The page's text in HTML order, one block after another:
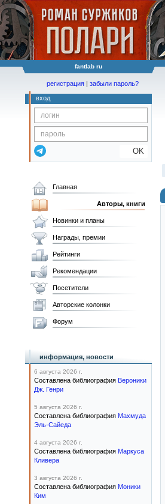
fantlab ru
регистрация | забыли пароль?
вход
OK
Главная
Авторы, книги
Новинки и планы
Награды, премии
Рейтинги
Рекомендации
Посетители
Авторские колонки
Форум
информация, новости
6 августа 2026 г.
Составлена библиография Вероники
Дж. Генри
5 августа 2026 г.
Составлена библиография Махмуда
Эль-Сайеда
4 августа 2026 г.
Составлена библиография Маркуса
Кливера
3 августа 2026 г.
Составлена библиография Моники
Ким